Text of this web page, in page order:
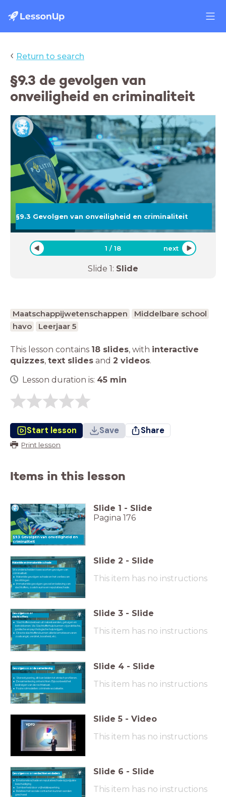
‹ Return to search
§9.3 de gevolgen van
onveiligheid en criminaliteit
§9.3 Gevolgen van onveiligheid en criminaliteit
1 /18 next
Slide 1: Slide
Maatschappijwetenschappen
Middelbare school
havo
Leerjaar 5
This lesson contains 18 slides, with interactive
quizzes, text slides and 2 videos.
Lesson duration is: 45 min
Start lesson Save Share
Print lesson
Items in this lesson
§9.3 Gevolgen van onveiligheid en
criminaliteit
Slide 1 - Slide
Pagina 176
Materiële en immateriële schade
We onderscheiden twee soorten gevolgen van
criminaliteit:
Materiële gevolgen: schade en het verlies van
bezittingen
Immateriële gevolgen: gevoel en beleving van
slachtoffers, zoals trauma en reputatieschade.
Slide 2 - Slide
This item has no instructions
Gevolgen voor
slachtoffers
Slachtoffers bestaan uit nabestaanden, getuigen en
betrokkenen. Via Slachtofferhulp kunnen zij praktische,
juridische en psychologische hulp krijgen.
Directe slachtoffers kunnen allerlei emoties ervaren
zoals angst, verdriet, boosheid, etc.
Slide 3 - Slide
This item has no instructions
Gevolgen voor de samenleving
Stereotypering, dit kan leiden tot etnisch profileren.
De samenleving ontwrichten. Bijvoorbeeld het
bedreigen van de rechtsstaat.
Foute rolmodellen: criminele socialisatie.
Slide 4 - Slide
This item has no instructions
Slide 5 - Video
This item has no instructions
Gevolgen voor verdachten en daders
Emotionele schade en reputatieschade bij (on)juiste
beschuldiging
Somberheid door vrijheidsbeperking
Relaties met sociale contacten kunnen worden
geschaad
Slide 6 - Slide
This item has no instructions